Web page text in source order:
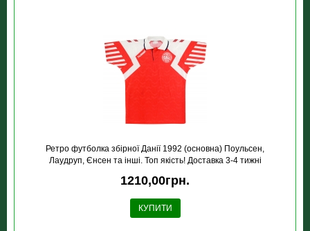
Ретро футболка збірної Данії 1992 (основна) Поульсен,
Лаудруп, Єнсен та інші. Топ якість! Доставка 3-4 тижні
1210,00грн.
КУПИТИ